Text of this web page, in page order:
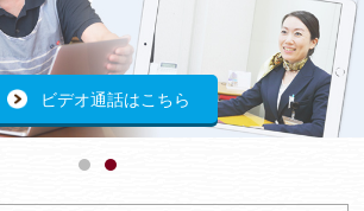
開催レポートはこちらから
ビデオ通話はこちら
次
へ